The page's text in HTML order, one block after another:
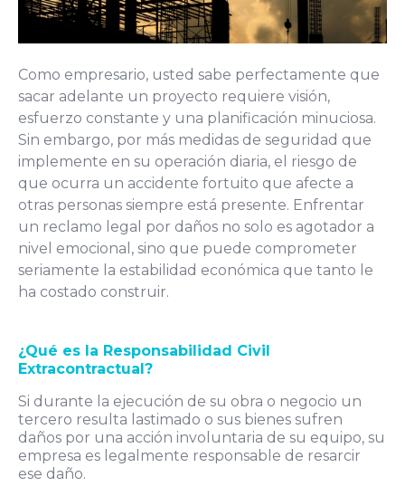
Como empresario, usted sabe perfectamente que
sacar adelante un proyecto requiere visión,
esfuerzo constante y una planificación minuciosa.
Sin embargo, por más medidas de seguridad que
implemente en su operación diaria, el riesgo de
que ocurra un accidente fortuito que afecte a
otras personas siempre está presente. Enfrentar
un reclamo legal por daños no solo es agotador a
nivel emocional, sino que puede comprometer
seriamente la estabilidad económica que tanto le
ha costado construir.
¿Qué es la Responsabilidad Civil
Extracontractual?
Si durante la ejecución de su obra o negocio un
tercero resulta lastimado o sus bienes sufren
daños por una acción involuntaria de su equipo, su
empresa es legalmente responsable de resarcir
ese daño.